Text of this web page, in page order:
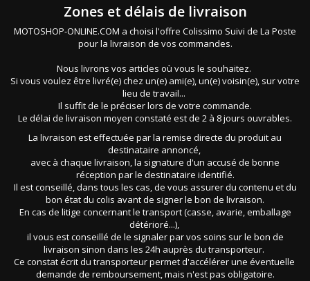
Zones et délais de livraison
MOTOSHOP-ONLINE.COM a choisi l'offre Colissimo Suivi de La Poste
pour la livraison de vos commandes.
Nous livrons vos articles où vous le souhaitez.
Si vous voulez être livré(e) chez un(e) ami(e), un(e) voisin(e), sur votre
lieu de travail...
Il suffit de le préciser lors de votre commande.
Le délai de livraison moyen constaté est de 2 à 8 jours ouvrables.
La livraison est effectuée par la remise directe du produit au
destinataire annoncé,
avec à chaque livraison, la signature d'un accusé de bonne
réception par le destinataire identifié.
Il est conseillé, dans tous les cas, de vous assurer du contenu et du
bon état du colis avant de signer le bon de livraison.
En cas de litige concernant le transport (casse, avarie, emballage
détérioré...),
il vous est conseillé de le signaler par vos soins sur le bon de
livraison sinon dans les 24h auprès du transporteur.
Ce constat écrit du transporteur permet d'accélérer une éventuelle
demande de remboursement, mais n'est pas obligatoire.